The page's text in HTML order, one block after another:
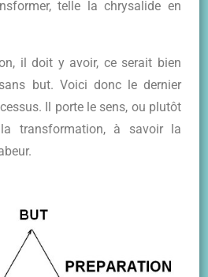
telle la chrysalide en
il doit y avoir, ce serait bien
but. Voici donc le dernier
Il porte le sens, ou plutôt
la transformation, à savoir la